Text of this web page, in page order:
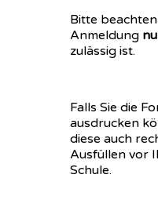
Bitte beachten
Anmeldung
zulässig ist.
Falls Sie die
ausdrucken
diese auch
Ausfüllen vor
Schule.